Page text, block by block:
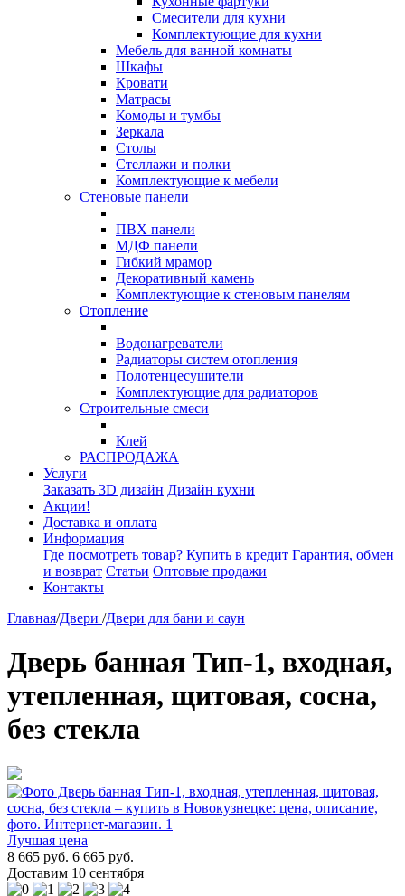
Смесители для кухни
Комплектующие для кухни
Мебель для ванной комнаты
Шкафы
Кровати
Матрасы
Комоды и тумбы
Зеркала
Столы
Стеллажи и полки
Комплектующие к мебели
Стеновые панели
ПВХ панели
МДФ панели
Гибкий мрамор
Декоративный камень
Комплектующие к стеновым панелям
Отопление
Водонагреватели
Радиаторы систем отопления
Полотенцесушители
Комплектующие для радиаторов
Строительные смеси
Клей
РАСПРОДАЖА
Услуги
Заказать 3D дизайн Дизайн кухни
Акции!
Доставка и оплата
Информация
Где посмотреть товар? Купить в кредит Гарантия, обмен
и возврат Статьи Оптовые продажи
Контакты
Главная/Двери /Двери для бани и саун
Дверь банная Тип-1, входная,
утепленная, щитовая, сосна,
без стекла
Лучшая цена
8 665 руб. 6 665 руб.
Доставим 10 сентября